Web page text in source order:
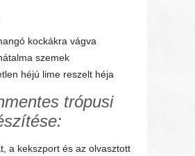
kockákra vágva
szemek
héjú lime reszelt héja
trópusi
a kekszport és az olvasztott